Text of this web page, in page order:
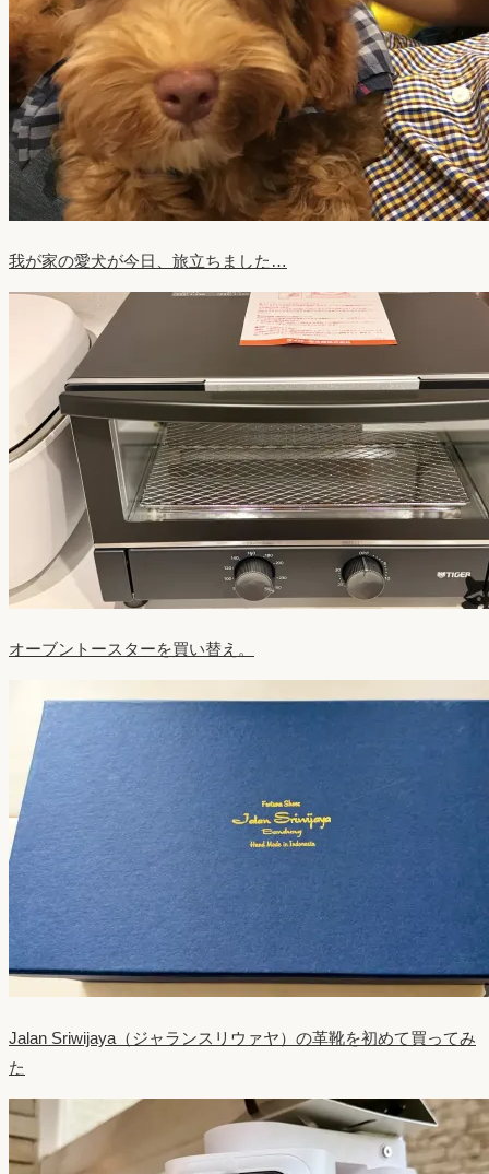
我が家の愛犬が今日、旅立ちました…
オーブントースターを買い替え。
Jalan Sriwijaya（ジャランスリウァヤ）の革靴を初めて買ってみ
た